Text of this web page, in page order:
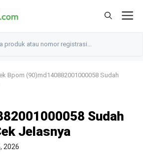
Bpom (90)md140882001000058 Sudah
Sudah
Jelasnya
2026